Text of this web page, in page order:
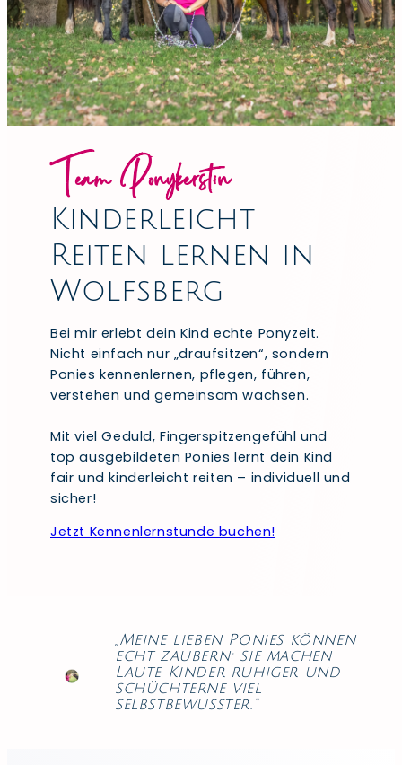
Team Ponykerstin
Kinderleicht
Reiten lernen in
Wolfsberg
Bei mir erlebt dein Kind echte Ponyzeit.
Nicht einfach nur „draufsitzen“, sondern
Ponies kennenlernen, pflegen, führen,
verstehen und gemeinsam wachsen.
Mit viel Geduld, Fingerspitzengefühl und
top ausgebildeten Ponies lernt dein Kind
fair und kinderleicht reiten – individuell und
sicher!
Jetzt Kennenlernstunde buchen!
„Meine lieben Ponies können
echt zaubern: sie machen
Laute Kinder ruhiger und
schüchterne viel
selbstbewusster.“